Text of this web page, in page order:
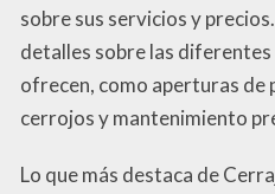
sobre sus servicios y
detalles sobre las
ofrecen, como aperturas de
cerrojos y mantenimiento
Lo que más destaca de